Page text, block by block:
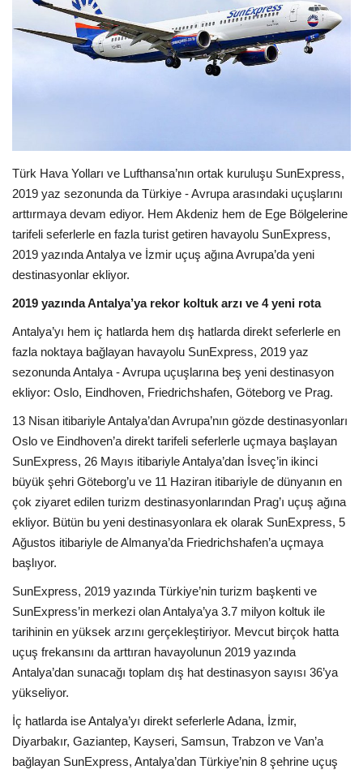
Lezzet Durakları
Röportajlar
Yorumlar
Video Tanıtım
Köşe Yazarları
Galeri
Türk Hava Yolları ve Lufthansa’nın ortak kuruluşu SunExpress,
2019 yaz sezonunda da Türkiye - Avrupa arasındaki uçuşlarını
arttırmaya devam ediyor. Hem Akdeniz hem de Ege Bölgelerine
tarifeli seferlerle en fazla turist getiren havayolu SunExpress,
2019 yazında Antalya ve İzmir uçuş ağına Avrupa’da yeni
destinasyonlar ekliyor.
2019 yazında Antalya’ya rekor koltuk arzı ve 4 yeni rota
Antalya’yı hem iç hatlarda hem dış hatlarda direkt seferlerle en
fazla noktaya bağlayan havayolu SunExpress, 2019 yaz
sezonunda Antalya - Avrupa uçuşlarına beş yeni destinasyon
ekliyor: Oslo, Eindhoven, Friedrichshafen, Göteborg ve Prag.
13 Nisan itibariyle Antalya’dan Avrupa’nın gözde destinasyonları
Oslo ve Eindhoven’a direkt tarifeli seferlerle uçmaya başlayan
SunExpress, 26 Mayıs itibariyle Antalya’dan İsveç’in ikinci
büyük şehri Göteborg’u ve 11 Haziran itibariyle de dünyanın en
çok ziyaret edilen turizm destinasyonlarından Prag’ı uçuş ağına
ekliyor. Bütün bu yeni destinasyonlara ek olarak SunExpress, 5
Ağustos itibariyle de Almanya’da Friedrichshafen’a uçmaya
başlıyor.
SunExpress, 2019 yazında Türkiye’nin turizm başkenti ve
SunExpress’in merkezi olan Antalya’ya 3.7 milyon koltuk ile
tarihinin en yüksek arzını gerçekleştiriyor. Mevcut birçok hatta
uçuş frekansını da arttıran havayolunun 2019 yazında
Antalya’dan sunacağı toplam dış hat destinasyon sayısı 36’ya
yükseliyor.
İç hatlarda ise Antalya’yı direkt seferlerle Adana, İzmir,
Diyarbakır, Gaziantep, Kayseri, Samsun, Trabzon ve Van’a
bağlayan SunExpress, Antalya’dan Türkiye’nin 8 şehrine uçuş